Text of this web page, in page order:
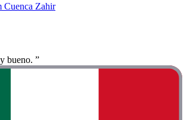
Cuenca Zahir
bueno. ”